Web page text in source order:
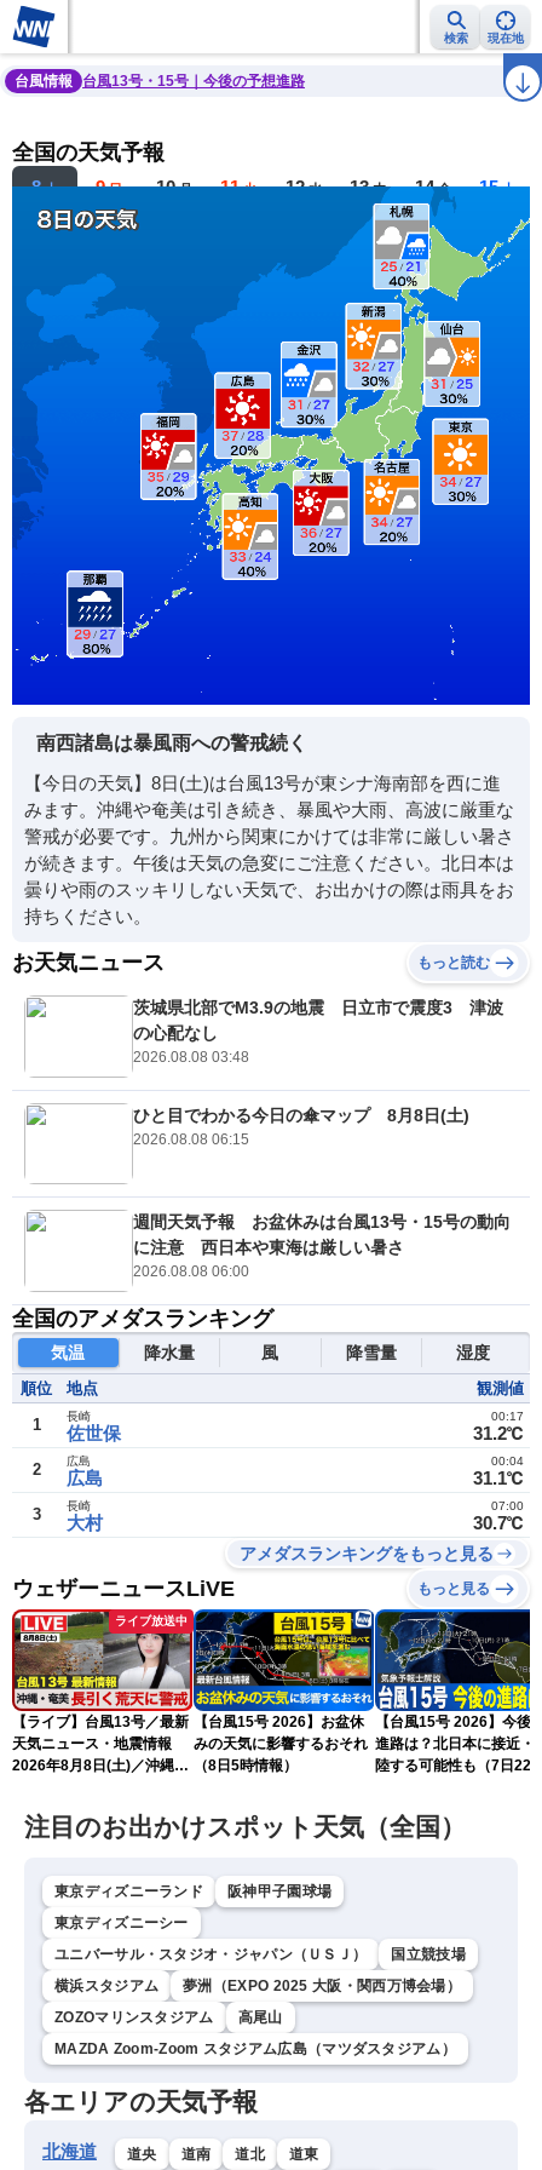
検索 現在地
雨雲レーダー 台風情報 地震情報 ラ
台風情報 台風13号・15号｜今後の予想進路
全国の天気予報
8 土 9 日 10 月 11 火 12 水 13 木 14 金 15 土
南西諸島は暴風雨への警戒続く
【今日の天気】8日(土)は台風13号が東シナ海南部を西に進
みます。沖縄や奄美は引き続き、暴風や大雨、高波に厳重な
警戒が必要です。九州から関東にかけては非常に厳しい暑さ
が続きます。午後は天気の急変にご注意ください。北日本は
曇りや雨のスッキリしない天気で、お出かけの際は雨具をお
持ちください。
お天気ニュース もっと読む
茨城県北部でM3.9の地震 日立市で震度3 津波
の心配なし
2026.08.08 03:48
ひと目でわかる今日の傘マップ 8月8日(土)
2026.08.08 06:15
週間天気予報 お盆休みは台風13号・15号の動向
に注意 西日本や東海は厳しい暑さ
2026.08.08 06:00
全国のアメダスランキング
気温 降水量 風 降雪量 湿度
順位 地点 観測値
1 佐世保
長崎
31.2℃
00:17
2 広島
広島
31.1℃
00:04
3 大村
長崎
30.7℃
07:00
アメダスランキングをもっと見る
ウェザーニュースLiVE もっと見る
ライブ放送中
【ライブ】台風13号／最新
天気ニュース・地震情報
2026年8月8日(土)／沖縄・
〈ウェザーニュースLiVEモ
剛央〉
【台風15号 2026】お盆休
みの天気に影響するおそれ
（8日5時情報）
【台風15号 2026】今後
進路は？北日本に接近・
陸する可能性も（7日22
注目のお出かけスポット天気（全国）
東京ディズニーランド
阪神甲子園球場
東京ディズニーシー
ユニバーサル・スタジオ・ジャパン（ＵＳＪ）
国立競技場
横浜スタジアム
夢洲（EXPO 2025 大阪・関西万博会場）
ZOZOマリンスタジアム
高尾山
MAZDA Zoom-Zoom スタジアム広島（マツダスタジアム）
各エリアの天気予報
北海道 道央 道南 道北 道東